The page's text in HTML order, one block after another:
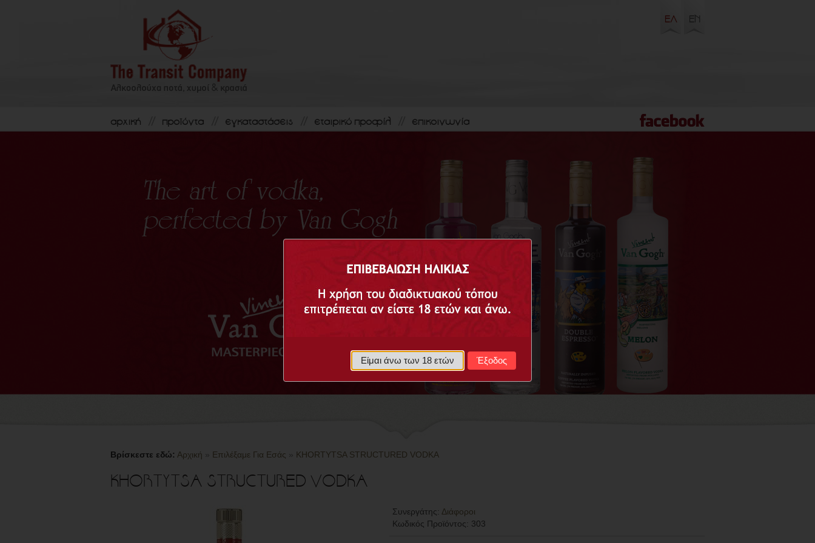
EN
ΕΛ
αρχική προϊόντα εγκαταστάσεις εταιρικό προφίλ επικοινωνία
Βρίσκεστε εδώ: Αρχική » Επιλέξαμε Για Εσάς » KHORTYTSA STRUCTURED VODKA
KHORTYTSA STRUCTURED VODKA
Συνεργάτης: Διάφοροι
Κωδικός Προϊόντος: 303
Είμαι άνω των 18 ετών Έξοδος